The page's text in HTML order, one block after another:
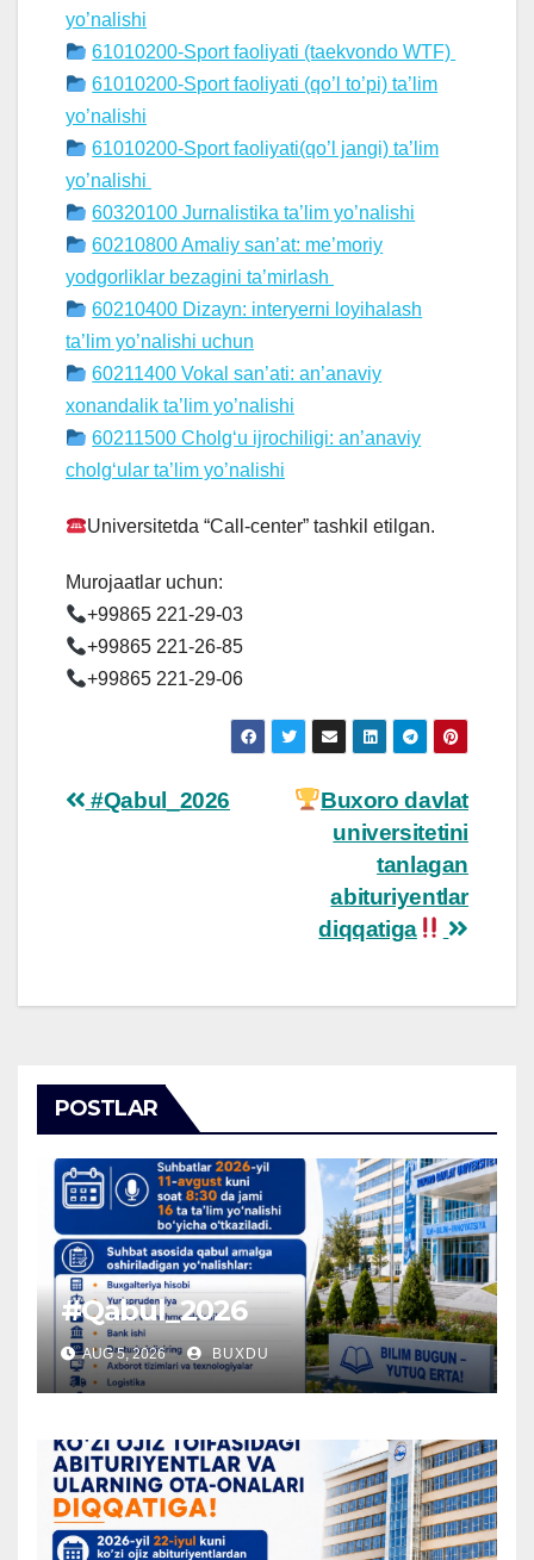
yo’nalishi
61010200-Sport faoliyati (taekvondo WTF)
61010200-Sport faoliyati (qo’l to’pi) ta’lim
yo’nalishi
61010200-Sport faoliyati(qo’l jangi) ta’lim
yo’nalishi
60320100 Jurnalistika ta’lim yo’nalishi
60210800 Amaliy san’at: me’moriy
yodgorliklar bezagini ta’mirlash
60210400 Dizayn: interyerni loyihalash
ta’lim yo’nalishi uchun
60211400 Vokal san’ati: an’anaviy
xonandalik ta’lim yo’nalishi
60211500 Cholg‘u ijrochiligi: an’anaviy
cholg‘ular ta’lim yo’nalishi
Universitetda “Call-center” tashkil etilgan.
Murojaatlar uchun:
+99865 221-29-03
+99865 221-26-85
+99865 221-29-06
Post
Buxoro davlat
universitetini
tanlagan
abituriyentlar
diqqatiga
#Qabul_2026
POSTLAR
#Qabul_2026
AUG 5, 2026 BUXDU